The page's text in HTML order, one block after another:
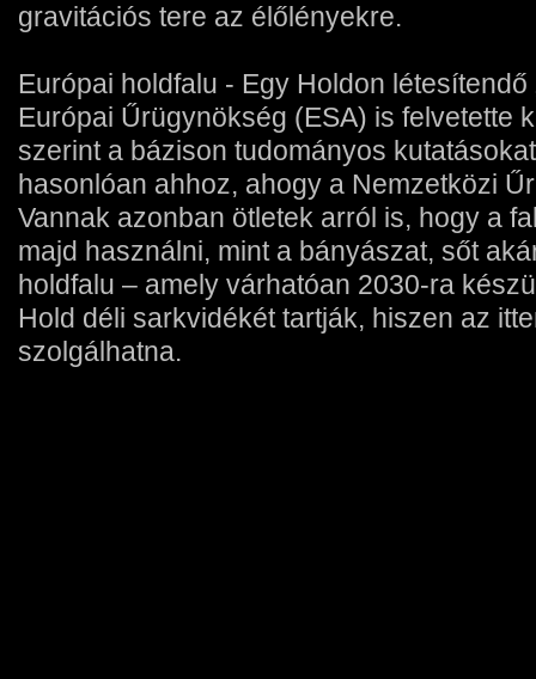
gravitációs tere az élőlényekre.
Európai holdfalu - Egy Holdon létesítendő
Európai Űrügynökség (ESA) is felvetette
szerint a bázison tudományos
hasonlóan ahhoz, ahogy a Nemzetközi
Vannak azonban ötletek arról is, hogy a
majd használni, mint a bányászat, sőt
holdfalu – amely várhatóan 2030-ra
Hold déli sarkvidékét tartják, hiszen az
szolgálhatna.